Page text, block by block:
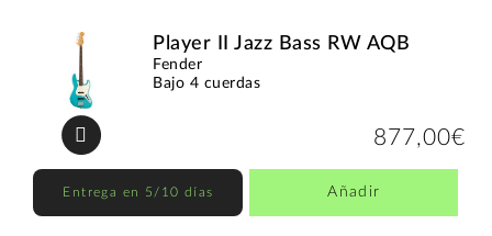
Player II Jazz Bass RW AQB
Fender
Bajo 4 cuerdas
877,00€
Entrega en 5/10 días Añadir